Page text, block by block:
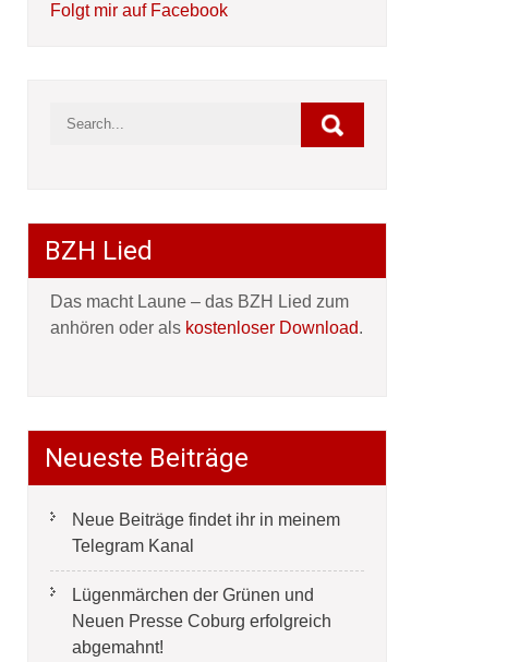
Folgt mir auf Facebook
BZH Lied
Das macht Laune – das BZH Lied zum
anhören oder als kostenloser Download.
Neueste Beiträge
Neue Beiträge findet ihr in meinem
Telegram Kanal
Lügenmärchen der Grünen und
Neuen Presse Coburg erfolgreich
abgemahnt!